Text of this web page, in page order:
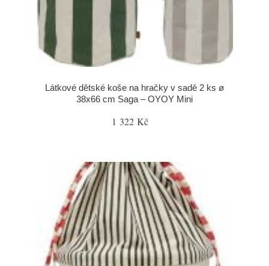
Látkové dětské koše na hračky v sadě 2 ks ø
38x66 cm Saga – OYOY Mini
1 322 Kč